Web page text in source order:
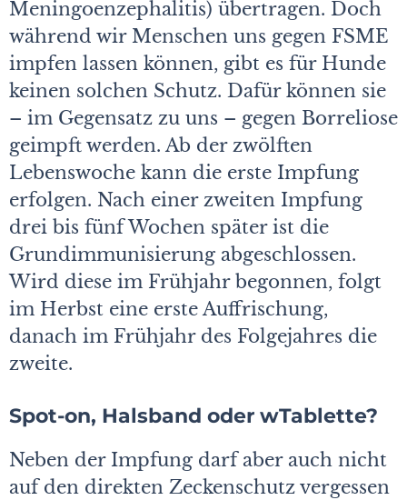
Meningoenzephalitis) übertragen. Doch
während wir Menschen uns gegen FSME
impfen lassen können, gibt es für Hunde
keinen solchen Schutz. Dafür können sie
– im Gegensatz zu uns – gegen Borreliose
geimpft werden. Ab der zwölften
Lebenswoche kann die erste Impfung
erfolgen. Nach einer zweiten Impfung
drei bis fünf Wochen später ist die
Grundimmunisierung abgeschlossen.
Wird diese im Frühjahr begonnen, folgt
im Herbst eine erste Auffrischung,
danach im Frühjahr des Folgejahres die
zweite.
Spot-on, Halsband oder wTablette?
Neben der Impfung darf aber auch nicht
auf den direkten Zeckenschutz vergessen